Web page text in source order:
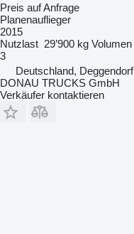
Preis auf Anfrage
Planenauflieger
2015
Nutzlast 29’900 kg Volumen
3
Deutschland, Deggendorf
DONAU TRUCKS GmbH
Verkäufer kontaktieren